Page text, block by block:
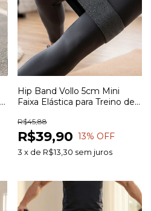
Hip Band Vollo 5cm Mini
Faixa Elástica para Treino de
Exercícios Funcionais
R$39,90
R$45,88
13% OFF
3 x de R$13,30 sem juros